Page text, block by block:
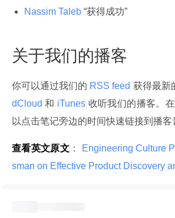
Nassim Taleb “获得成功”
关于我们的播客
你可以通过我们的 RSS feed 获得最新
dCloud 和 iTunes 收听我们的播客。
以点击笔记旁边的时间快速链接到播客
查看英文原文 ：
Engineering Culture
sman on Effective Product Discovery